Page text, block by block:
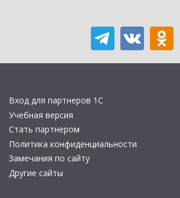
Вход для партнеров 1С
Учебная версия
Стать партнером
Политика конфиденциальности
Замечания по сайту
Другие сайты